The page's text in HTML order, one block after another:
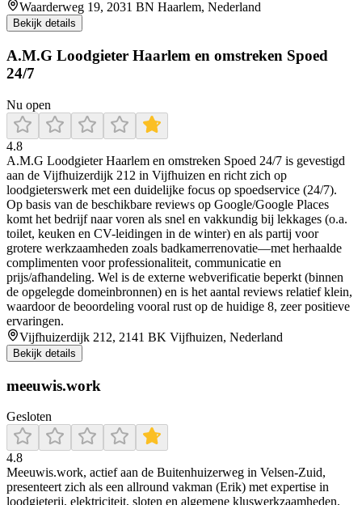
Waarderweg 19, 2031 BN Haarlem, Nederland
Bekijk details
A.M.G Loodgieter Haarlem en omstreken Spoed
24/7
Nu open
4.8
A.M.G Loodgieter Haarlem en omstreken Spoed 24/7 is gevestigd
aan de Vijfhuizerdijk 212 in Vijfhuizen en richt zich op
loodgieterswerk met een duidelijke focus op spoedservice (24/7).
Op basis van de beschikbare reviews op Google/Google Places
komt het bedrijf naar voren als snel en vakkundig bij lekkages (o.a.
toilet, keuken en CV-leidingen in de winter) en als partij voor
grotere werkzaamheden zoals badkamerrenovatie—met herhaalde
complimenten voor professionaliteit, communicatie en
prijs/afhandeling. Wel is de externe webverificatie beperkt (binnen
de opgelegde domeinbronnen) en is het aantal reviews relatief klein,
waardoor de beoordeling vooral rust op de huidige 8, zeer positieve
ervaringen.
Vijfhuizerdijk 212, 2141 BK Vijfhuizen, Nederland
Bekijk details
meeuwis.work
Gesloten
4.8
Meeuwis.work, actief aan de Buitenhuizerweg in Velsen‑Zuid,
presenteert zich als een allround vakman (Erik) met expertise in
loodgieterij, elektriciteit, sloten en algemene kluswerkzaamheden.